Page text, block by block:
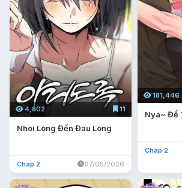
4,802 11
Nhói Lòng Đến Đau Lòng
Chap 2 07/05/2026
181,446
Nya~ Để
Chap 2